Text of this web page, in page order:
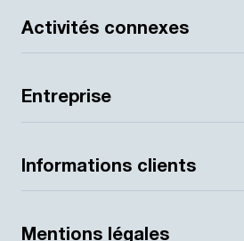
Activités connexes
Entreprise
Informations clients
Mentions légales